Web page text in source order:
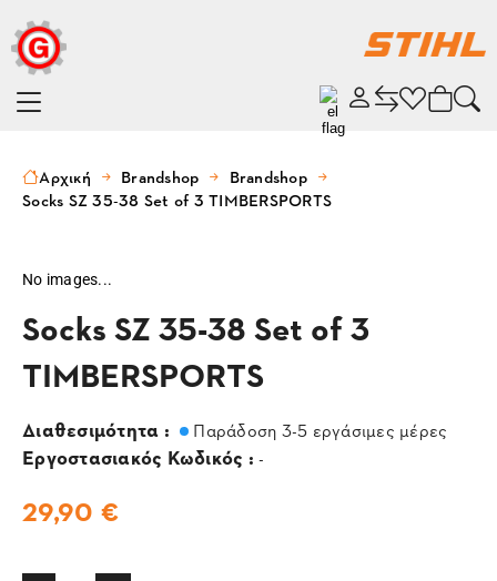
Αρχική Brandshop
Brandshop
Socks SZ 35-38 Set of 3 TIMBERSPORTS
No images...
Socks SZ 35-38 Set of 3
TIMBERSPORTS
Διαθεσιμότητα : Παράδοση 3-5 εργάσιμες μέρες
Εργοστασιακός Κωδικός : -
29,90 €